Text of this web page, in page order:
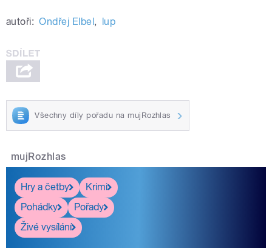
autoři: Ondřej Elbel , lup
Všechny díly pořadu na mujRozhlas
mujRozhlas
Hry a četby
Krimi
Pohádky
Pořady
Živé vysílání